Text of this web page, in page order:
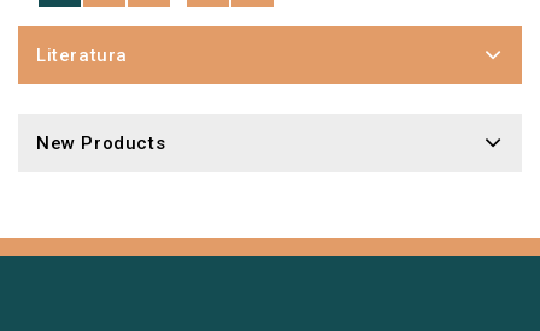
Literatura
New Products